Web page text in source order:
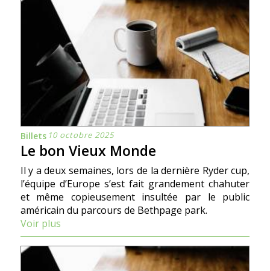
Billets 10 octobre 2025
Le bon Vieux Monde
Il y a deux semaines, lors de la dernière Ryder cup,
l’équipe d’Europe s’est fait grandement chahuter
et même copieusement insultée par le public
américain du parcours de Bethpage park.
Voir plus